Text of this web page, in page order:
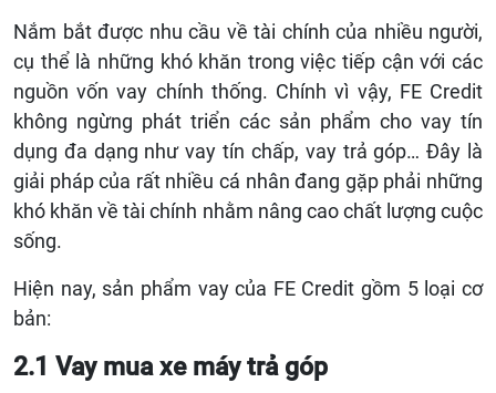
Nắm bắt được nhu cầu về tài chính của nhiều người,
cụ thể là những khó khăn trong việc tiếp cận với các
nguồn vốn vay chính thống. Chính vì vậy, FE Credit
không ngừng phát triển các sản phẩm cho vay tín
dụng đa dạng như vay tín chấp, vay trả góp… Đây là
giải pháp của rất nhiều cá nhân đang gặp phải những
khó khăn về tài chính nhằm nâng cao chất lượng cuộc
sống.
Hiện nay, sản phẩm vay của FE Credit gồm 5 loại cơ
bản:
2.1 Vay mua xe máy trả góp